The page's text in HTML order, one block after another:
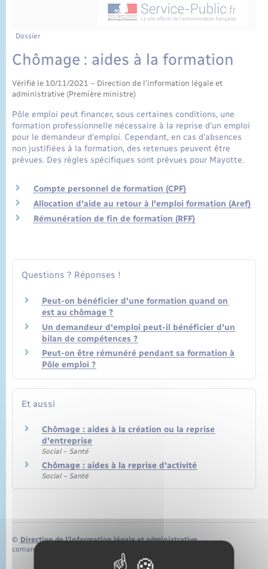
Dossier
Chômage : aides à la formation
Vérifié le 10/11/2021 – Direction de l'information légale et
administrative (Première ministre)
Pôle emploi peut financer, sous certaines conditions, une
formation professionnelle nécessaire à la reprise d'un emploi
pour le demandeur d'emploi. Cependant, en cas d'absences
non justifiées à la formation, des retenues peuvent être
prévues. Des règles spécifiques sont prévues pour Mayotte.
Compte personnel de formation (CPF)
Allocation d'aide au retour à l'emploi formation (Aref)
Rémunération de fin de formation (RFF)
Questions ? Réponses !
Peut-on bénéficier d'une formation quand on
est au chômage ?
Un demandeur d'emploi peut-il bénéficier d'un
bilan de compétences ?
Peut-on être rémunéré pendant sa formation à
Pôle emploi ?
Et aussi
Chômage : aides à la création ou la reprise
d'entreprise
Social – Santé
Chômage : aides à la reprise d'activité
Social – Santé
© Direction de l’information légale et administrative
comarquage developpé par